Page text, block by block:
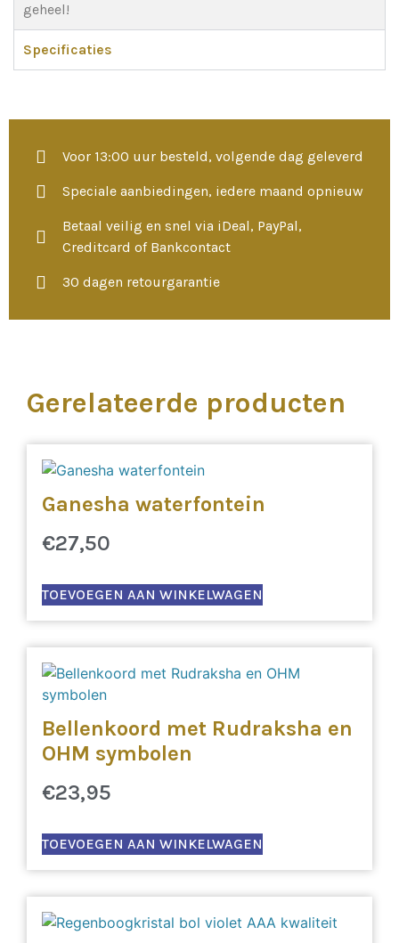
geheel!
Specificaties
Voor 13:00 uur besteld, volgende dag geleverd
Speciale aanbiedingen, iedere maand opnieuw
Betaal veilig en snel via iDeal, PayPal,
Creditcard of Bankcontact
30 dagen retourgarantie
Gerelateerde producten
Ganesha waterfontein
€27,50
TOEVOEGEN AAN WINKELWAGEN
Bellenkoord met Rudraksha en
OHM symbolen
€23,95
TOEVOEGEN AAN WINKELWAGEN